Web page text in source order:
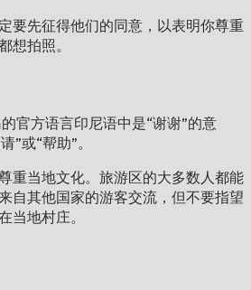
要先征得他们的同意，以表明你尊重
想拍照。
官方语言印尼语中是“谢谢”的意
”或“帮助”。
重当地文化。旅游区的大多数人都能
自其他国家的游客交流，但不要指望
当地村庄。